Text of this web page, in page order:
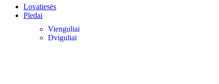
Lovatiesės
Pledai
Vienguliai
Dviguliai